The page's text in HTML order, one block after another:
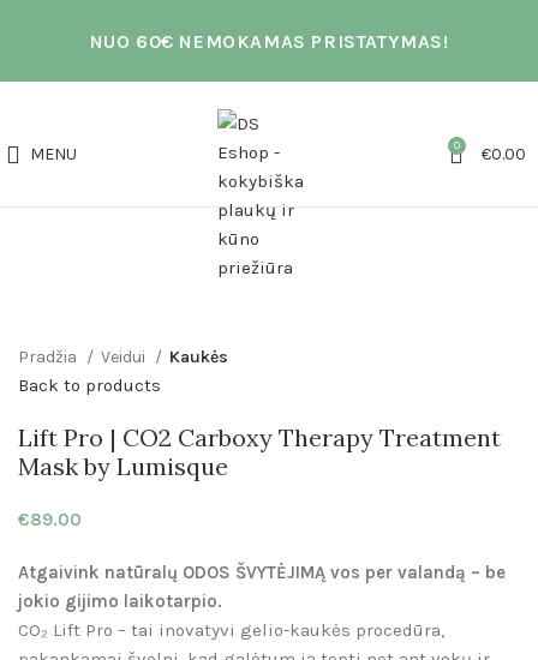
NUO 60€ NEMOKAMAS PRISTATYMAS!
MENU 0 €0.00
Pradžia Veidui Kaukės
Back to products
Lift Pro | CO2 Carboxy Therapy Treatment
Mask by Lumisque
€89.00
Atgaivink natūralų ODOS ŠVYTĖJIMĄ vos per valandą – be
jokio gijimo laikotarpio.
CO₂ Lift Pro – tai inovatyvi gelio-kaukės procedūra,